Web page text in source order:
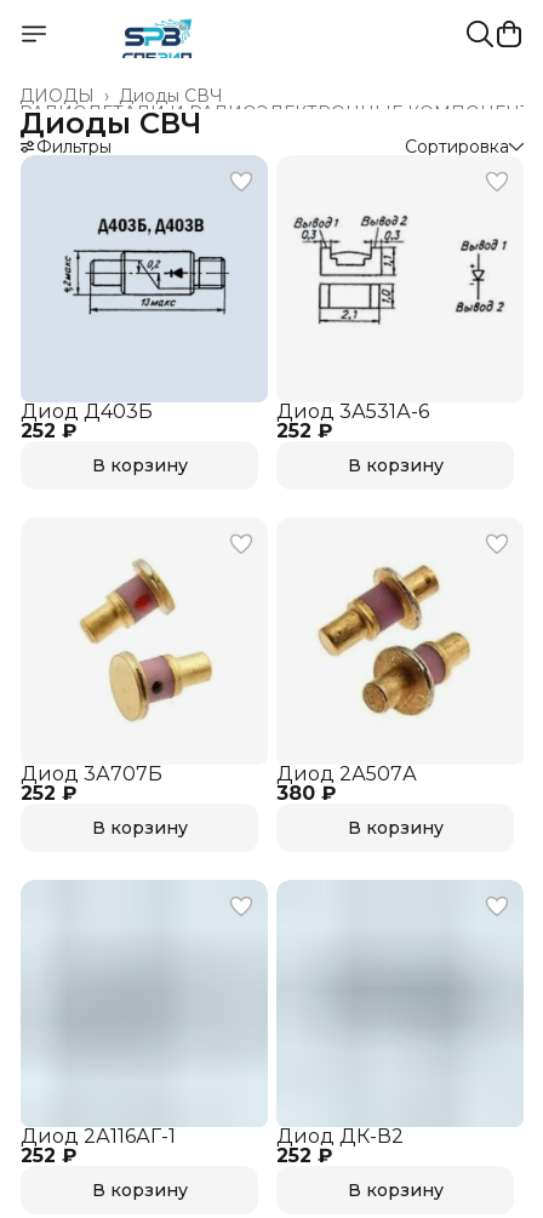
Диоды СВЧ
ДИОДЫ ›
РАДИОДЕТАЛИ И РАДИОЭЛЕКТРОННЫЕ
Главная ›
Диоды СВЧ
Фильтры Сортировка
252 ₽
Диод Д403Б
В корзину
252 ₽
Диод 3А531А-6
В корзину
252 ₽
Диод 3А707Б
В корзину
380 ₽
Диод 2А507А
В корзину
252 ₽
Диод 2А116АГ-1
В корзину
252 ₽
Диод ДК-В2
В корзину